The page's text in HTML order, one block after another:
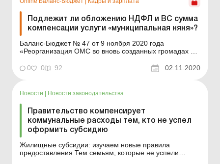
Подлежит ли обложению НДФЛ и ВС сумма
компенсации услуги «муниципальная няня»?
Баланс-Бюджет № 47 от 9 ноября 2020 года
«Реорганизация ОМС во вновь созданных громадах и
(годовой) налогооблагаемый доход
налогоплательщика сумма компенсации услуги
согласно постановл...
0 0 92 02.11.2020
Новости Новости законодательства
Правительство компенсирует
коммунальные расходы тем, кто не успел
оформить субсидию
Жилищные субсидии: изучаем новые правила
предоставления Тем семьям, которые не успели